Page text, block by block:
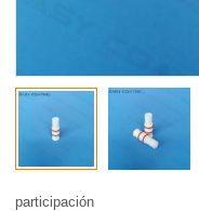
participación